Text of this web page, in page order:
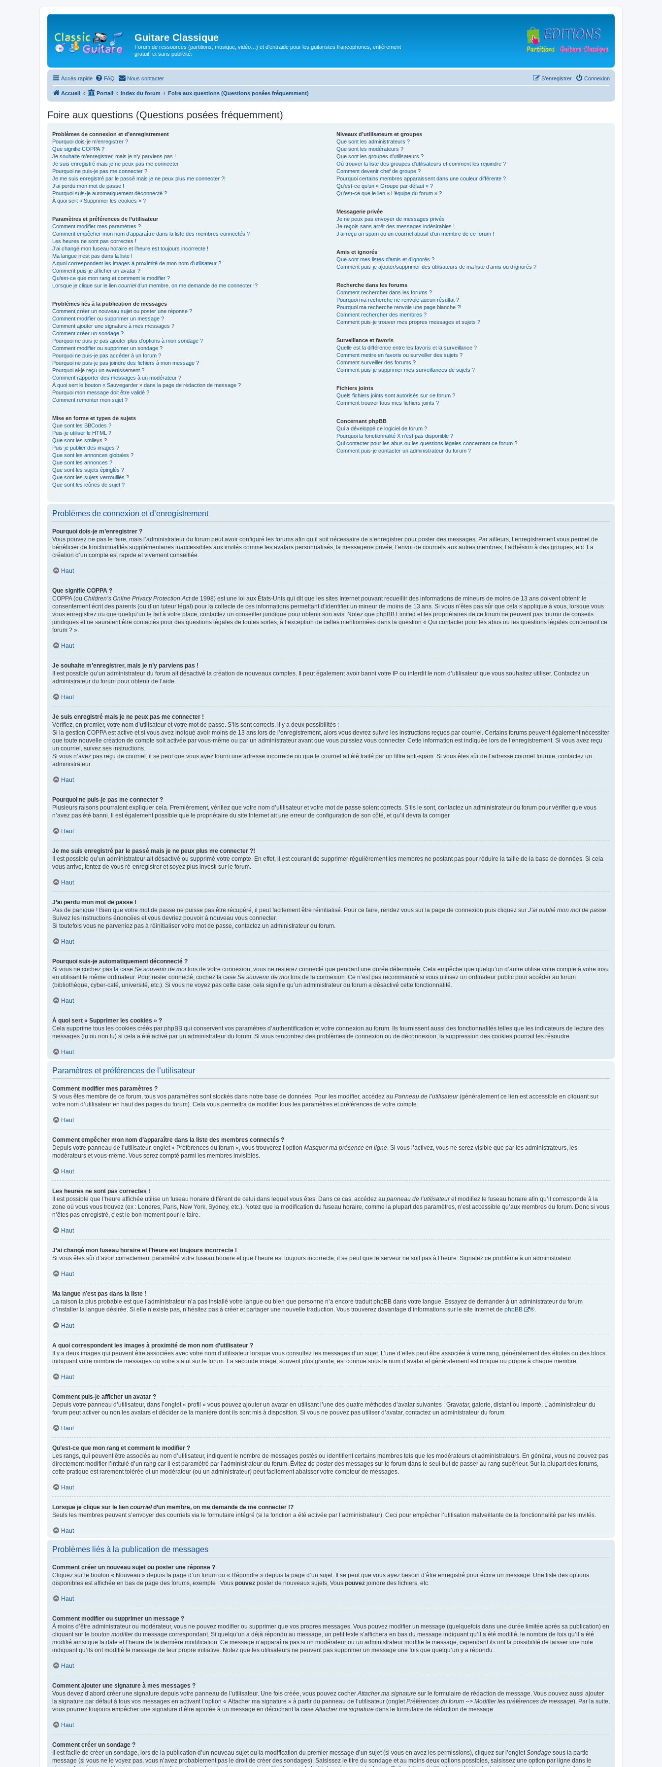
Guitare Classique
Forum de ressources (partitions, musique, vidéo…) et d'entraide pour les guitaristes francophones, entièrement
gratuit, et sans publicité.
Accès rapide FAQ Nous contacter Connexion
S’enregistrer
Accueil Portail Index du forum Foire aux questions (Questions posées fréquemment)
Foire aux questions (Questions posées fréquemment)
Problèmes de connexion et d’enregistrement
Pourquoi dois-je m’enregistrer ?
Que signifie COPPA ?
Je souhaite m’enregistrer, mais je n’y parviens pas !
Je suis enregistré mais je ne peux pas me connecter !
Pourquoi ne puis-je pas me connecter ?
Je me suis enregistré par le passé mais je ne peux plus me connecter ?!
J’ai perdu mon mot de passe !
Pourquoi suis-je automatiquement déconnecté ?
À quoi sert « Supprimer les cookies » ?
Paramètres et préférences de l’utilisateur
Comment modifier mes paramètres ?
Comment empêcher mon nom d’apparaître dans la liste des membres connectés ?
Les heures ne sont pas correctes !
J’ai changé mon fuseau horaire et l’heure est toujours incorrecte !
Ma langue n’est pas dans la liste !
A quoi correspondent les images à proximité de mon nom d’utilisateur ?
Comment puis-je afficher un avatar ?
Qu’est-ce que mon rang et comment le modifier ?
Lorsque je clique sur le lien courrield’un membre, on me demande de me connecter !?
Problèmes liés à la publication de messages
Comment créer un nouveau sujet ou poster une réponse ?
Comment modifier ou supprimer un message ?
Comment ajouter une signature à mes messages ?
Comment créer un sondage ?
Pourquoi ne puis-je pas ajouter plus d’options à mon sondage ?
Comment modifier ou supprimer un sondage ?
Pourquoi ne puis-je pas accéder à un forum ?
Pourquoi ne puis-je pas joindre des fichiers à mon message ?
Pourquoi ai-je reçu un avertissement ?
Comment rapporter des messages à un modérateur ?
À quoi sert le bouton « Sauvegarder » dans la page de rédaction de message ?
Pourquoi mon message doit être validé ?
Comment remonter mon sujet ?
Mise en forme et types de sujets
Que sont les BBCodes ?
Puis-je utiliser le HTML ?
Que sont les smileys ?
Puis-je publier des images ?
Que sont les annonces globales ?
Que sont les annonces ?
Que sont les sujets épinglés ?
Que sont les sujets verrouillés ?
Que sont les icônes de sujet ?
Niveaux d’utilisateurs et groupes
Que sont les administrateurs ?
Que sont les modérateurs ?
Que sont les groupes d’utilisateurs ?
Où trouver la liste des groupes d’utilisateurs et comment les rejoindre ?
Comment devenir chef de groupe ?
Pourquoi certains membres apparaissent dans une couleur différente ?
Qu’est-ce qu’un « Groupe par défaut » ?
Qu’est-ce que le lien « L’équipe du forum » ?
Messagerie privée
Je ne peux pas envoyer de messages privés !
Je reçois sans arrêt des messages indésirables !
J’ai reçu un spam ou un courriel abusif d’un membre de ce forum !
Amis et ignorés
Que sont mes listes d’amis et d’ignorés ?
Comment puis-je ajouter/supprimer des utilisateurs de ma liste d’amis ou d’ignorés ?
Recherche dans les forums
Comment rechercher dans les forums ?
Pourquoi ma recherche ne renvoie aucun résultat ?
Pourquoi ma recherche renvoie une page blanche ?!
Comment rechercher des membres ?
Comment puis-je trouver mes propres messages et sujets ?
Surveillance et favoris
Quelle est la différence entre les favoris et la surveillance ?
Comment mettre en favoris ou surveiller des sujets ?
Comment surveiller des forums ?
Comment puis-je supprimer mes surveillances de sujets ?
Fichiers joints
Quels fichiers joints sont autorisés sur ce forum ?
Comment trouver tous mes fichiers joints ?
Concernant phpBB
Qui a développé ce logiciel de forum ?
Pourquoi la fonctionnalité X n’est pas disponible ?
Qui contacter pour les abus ou les questions légales concernant ce forum ?
Comment puis-je contacter un administrateur du forum ?
Problèmes de connexion et d’enregistrement
Pourquoi dois-je m’enregistrer ?
Vous pouvez ne pas le faire, mais l’administrateur du forum peut avoir configuré les forums afin qu’il soit nécessaire de s’enregistrer pour poster des messages. Par ailleurs, l’enregistrement vous permet de
bénéficier de fonctionnalités supplémentaires inaccessibles aux invités comme les avatars personnalisés, la messagerie privée, l’envoi de courriels aux autres membres, l’adhésion à des groupes, etc. La
création d’un compte est rapide et vivement conseillée.
Haut
Que signifie COPPA ?
COPPA (ou Children’s Online Privacy Protection Actde 1998) est une loi aux États-Unis qui dit que les sites Internet pouvant recueillir des informations de mineurs de moins de 13 ans doivent obtenir le
consentement écrit des parents (ou d’un tuteur légal) pour la collecte de ces informations permettant d’identifier un mineur de moins de 13 ans. Si vous n’êtes pas sûr que cela s’applique à vous, lorsque vous
vous enregistrez ou que quelqu’un le fait à votre place, contactez un conseiller juridique pour obtenir son avis. Notez que phpBB Limited et les propriétaires de ce forum ne peuvent pas fournir de conseils
juridiques et ne sauraient être contactés pour des questions légales de toutes sortes, à l’exception de celles mentionnées dans la question « Qui contacter pour les abus ou les questions légales concernant ce
forum ? ».
Haut
Je souhaite m’enregistrer, mais je n’y parviens pas !
Il est possible qu’un administrateur du forum ait désactivé la création de nouveaux comptes. Il peut également avoir banni votre IP ou interdit le nom d’utilisateur que vous souhaitez utiliser. Contactez un
administrateur du forum pour obtenir de l’aide.
Haut
Je suis enregistré mais je ne peux pas me connecter !
Vérifiez, en premier, votre nom d’utilisateur et votre mot de passe. S’ils sont corrects, il y a deux possibilités :
Si la gestion COPPA est active et si vous avez indiqué avoir moins de 13 ans lors de l’enregistrement, alors vous devrez suivre les instructions reçues par courriel. Certains forums peuvent également nécessiter
que toute nouvelle création de compte soit activée par vous-même ou par un administrateur avant que vous puissiez vous connecter. Cette information est indiquée lors de l’enregistrement. Si vous avez reçu
un courriel, suivez ses instructions.
Si vous n’avez pas reçu de courriel, il se peut que vous ayez fourni une adresse incorrecte ou que le courriel ait été traité par un filtre anti-spam. Si vous êtes sûr de l’adresse courriel fournie, contactez un
administrateur.
Haut
Pourquoi ne puis-je pas me connecter ?
Plusieurs raisons pourraient expliquer cela. Premièrement, vérifiez que votre nom d’utilisateur et votre mot de passe soient corrects. S’ils le sont, contactez un administrateur du forum pour vérifier que vous
n’avez pas été banni. Il est également possible que le propriétaire du site Internet ait une erreur de configuration de son côté, et qu’il devra la corriger.
Haut
Je me suis enregistré par le passé mais je ne peux plus me connecter ?!
Il est possible qu’un administrateur ait désactivé ou supprimé votre compte. En effet, il est courant de supprimer régulièrement les membres ne postant pas pour réduire la taille de la base de données. Si cela
vous arrive, tentez de vous ré-enregistrer et soyez plus investi sur le forum.
Haut
J’ai perdu mon mot de passe !
Pas de panique ! Bien que votre mot de passe ne puisse pas être récupéré, il peut facilement être réinitialisé. Pour ce faire, rendez vous sur la page de connexion puis cliquez sur J’ai oublié mon mot de passe.
Suivez les instructions énoncées et vous devriez pouvoir à nouveau vous connecter.
Si toutefois vous ne parveniez pas à réinitialiser votre mot de passe, contactez un administrateur du forum.
Haut
Pourquoi suis-je automatiquement déconnecté ?
Si vous ne cochez pas la case Se souvenir de moi lors de votre connexion, vous ne resterez connecté que pendant une durée déterminée. Cela empêche que quelqu’un d’autre utilise votre compte à votre insu
en utilisant le même ordinateur. Pour rester connecté, cochez la case Se souvenir de moi lors de la connexion. Ce n’est pas recommandé si vous utilisez un ordinateur public pour accéder au forum
(bibliothèque, cyber-café, université, etc.). Si vous ne voyez pas cette case, cela signifie qu’un administrateur du forum a désactivé cette fonctionnalité.
Haut
À quoi sert « Supprimer les cookies » ?
Cela supprime tous les cookies créés par phpBB qui conservent vos paramètres d’authentification et votre connexion au forum. Ils fournissent aussi des fonctionnalités telles que les indicateurs de lecture des
messages (lu ou non lu) si cela a été activé par un administrateur du forum. Si vous rencontrez des problèmes de connexion ou de déconnexion, la suppression des cookies pourrait les résoudre.
Haut
Paramètres et préférences de l’utilisateur
Comment modifier mes paramètres ?
Si vous êtes membre de ce forum, tous vos paramètres sont stockés dans notre base de données. Pour les modifier, accédez au Panneau de l’utilisateur(généralement ce lien est accessible en cliquant sur
votre nom d’utilisateur en haut des pages du forum). Cela vous permettra de modifier tous les paramètres et préférences de votre compte.
Haut
Comment empêcher mon nom d’apparaître dans la liste des membres connectés ?
Depuis votre panneau de l’utilisateur, onglet « Préférences du forum », vous trouverez l’option Masquer ma présence en ligne. Si vous l’activez, vous ne serez visible que par les administrateurs, les
modérateurs et vous-même. Vous serez compté parmi les membres invisibles.
Haut
Les heures ne sont pas correctes !
Il est possible que l’heure affichée utilise un fuseau horaire différent de celui dans lequel vous êtes. Dans ce cas, accédez au panneau de l’utilisateuret modifiez le fuseau horaire afin qu’il corresponde à la
zone où vous vous trouvez (ex : Londres, Paris, New York, Sydney, etc.). Notez que la modification du fuseau horaire, comme la plupart des paramètres, n’est accessible qu’aux membres du forum. Donc si vous
n’êtes pas enregistré, c’est le bon moment pour le faire.
Haut
J’ai changé mon fuseau horaire et l’heure est toujours incorrecte !
Si vous êtes sûr d’avoir correctement paramétré votre fuseau horaire et que l’heure est toujours incorrecte, il se peut que le serveur ne soit pas à l’heure. Signalez ce problème à un administrateur.
Haut
Ma langue n’est pas dans la liste !
La raison la plus probable est que l’administrateur n’a pas installé votre langue ou bien que personne n’a encore traduit phpBB dans votre langue. Essayez de demander à un administrateur du forum
d’installer la langue désirée. Si elle n’existe pas, n’hésitez pas à créer et partager une nouvelle traduction. Vous trouverez davantage d’informations sur le site Internet de phpBB ®.
Haut
A quoi correspondent les images à proximité de mon nom d’utilisateur ?
Il y a deux images qui peuvent être associées avec votre nom d’utilisateur lorsque vous consultez les messages d’un sujet. L’une d’elles peut être associée à votre rang, généralement des étoiles ou des blocs
indiquant votre nombre de messages ou votre statut sur le forum. La seconde image, souvent plus grande, est connue sous le nom d’avatar et généralement est unique ou propre à chaque membre.
Haut
Comment puis-je afficher un avatar ?
Depuis votre panneau d’utilisateur, dans l’onglet « profil » vous pouvez ajouter un avatar en utilisant l’une des quatre méthodes d’avatar suivantes : Gravatar, galerie, distant ou importé. L’administrateur du
forum peut activer ou non les avatars et décider de la manière dont ils sont mis à disposition. Si vous ne pouvez pas utiliser d’avatar, contactez un administrateur du forum.
Haut
Qu’est-ce que mon rang et comment le modifier ?
Les rangs, qui peuvent être associés au nom d’utilisateur, indiquent le nombre de messages postés ou identifient certains membres tels que les modérateurs et administrateurs. En général, vous ne pouvez pas
directement modifier l’intitulé d’un rang car il est paramétré par l’administrateur du forum. Évitez de poster des messages sur le forum dans le seul but de passer au rang supérieur. Sur la plupart des forums,
cette pratique est rarement tolérée et un modérateur (ou un administrateur) peut facilement abaisser votre compteur de messages.
Haut
Lorsque je clique sur le lien courrield’un membre, on me demande de me connecter !?
Seuls les membres peuvent s’envoyer des courriels via le formulaire intégré (si la fonction a été activée par l’administrateur). Ceci pour empêcher l’utilisation malveillante de la fonctionnalité par les invités.
Haut
Problèmes liés à la publication de messages
Comment créer un nouveau sujet ou poster une réponse ?
Cliquez sur le bouton « Nouveau » depuis la page d’un forum ou « Répondre » depuis la page d’un sujet. Il se peut que vous ayez besoin d’être enregistré pour écrire un message. Une liste des options
disponibles est affichée en bas de page des forums, exemple : Vous pouvez poster de nouveaux sujets, Vous pouvez joindre des fichiers, etc.
Haut
Comment modifier ou supprimer un message ?
À moins d’être administrateur ou modérateur, vous ne pouvez modifier ou supprimer que vos propres messages. Vous pouvez modifier un message (quelquefois dans une durée limitée après sa publication) en
cliquant sur le bouton modifierdu message correspondant. Si quelqu’un a déjà répondu au message, un petit texte s’affichera en bas du message indiquant qu’il a été modifié, le nombre de fois qu’il a été
modifié ainsi que la date et l’heure de la dernière modification. Ce message n’apparaîtra pas si un modérateur ou un administrateur modifie le message, cependant ils ont la possibilité de laisser une note
indiquant qu’ils ont modifié le message de leur propre initiative. Notez que les utilisateurs ne peuvent pas supprimer un message une fois que quelqu’un y a répondu.
Haut
Comment ajouter une signature à mes messages ?
Vous devez d’abord créer une signature depuis votre panneau de l’utilisateur. Une fois créée, vous pouvez cocherAttacher ma signature sur le formulaire de rédaction de message. Vous pouvez aussi ajouter
la signature par défaut à tous vos messages en activant l’option « Attacher ma signature » à partir du panneau de l’utilisateur (ongletPréférences du forum --> Modifier les préférences de message). Par la suite,
vous pourrez toujours empêcher une signature d’être ajoutée à un message en décochant la caseAttacher ma signature dans le formulaire de rédaction de message.
Haut
Comment créer un sondage ?
Il est facile de créer un sondage, lors de la publication d’un nouveau sujet ou la modification du premier message d’un sujet (si vous en avez les permissions), cliquez sur l’ongletSondage sous la partie
message (si vous ne le voyez pas, vous n’avez probablement pas le droit de créer des sondages). Saisissez le titre du sondage et au moins deux options possibles, saisissez une option par ligne dans le